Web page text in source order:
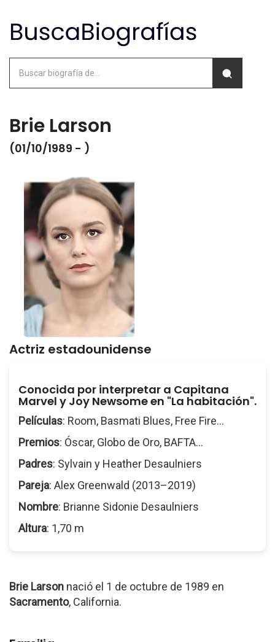
Brie Larson
(01/10/1989 - )
Actriz estadounidense
Conocida por interpretar a Capitana
Marvel y Joy Newsome en "La habitación".
Películas: Room, Basmati Blues, Free Fire...
Premios: Óscar, Globo de Oro, BAFTA...
Padres: Sylvain y Heather Desaulniers
Pareja: Alex Greenwald (2013–2019)
Nombre: Brianne Sidonie Desaulniers
Altura: 1,70 m
Brie Larson nació el 1 de octubre de 1989 en
Sacramento, California.